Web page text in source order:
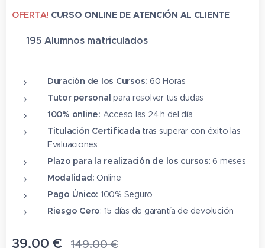
OFERTA! CURSO ONLINE DE ATENCIÓN AL CLIENTE
✔ 195 Alumnos matriculados
Duración de los Cursos: 60 Horas
Tutor personalpara resolver tus dudas
100% online: Acceso las 24 h del día
Titulación Certificada tras superar con éxito las
Evaluaciones
Plazo para la realización de los cursos: 6 meses
Modalidad: Online
Pago Único: 100% Seguro
Riesgo Cero: 15 días de garantía de devolución
39,00 € 149,00€